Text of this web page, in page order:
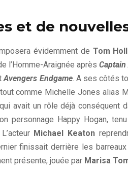
et de
évidemment de Tom
l’Homme-Araignée après
Avengers Endgame. A ses côtés
comme Michelle Jones alias
avait un rôle déjà conséquent
personnage Happy Hogan,
Michael Keaton
finissait derrière les
présente, jouée par Marisa